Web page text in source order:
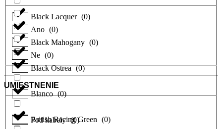
Black Lacquer (0)
Black Mahogany (0)
Black Ostrea (0)
Blanco (0)
British Racing Green (0)
Ano (0)
Ne (0)
UMIESTNENIE
Pod kabely (0)